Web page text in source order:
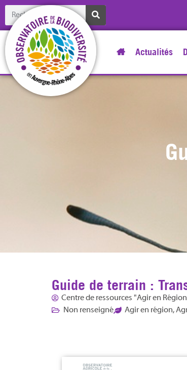
Actualités
Guide de terrain :
Centre de ressources "Agir en
Non renseigné
Agir en région,